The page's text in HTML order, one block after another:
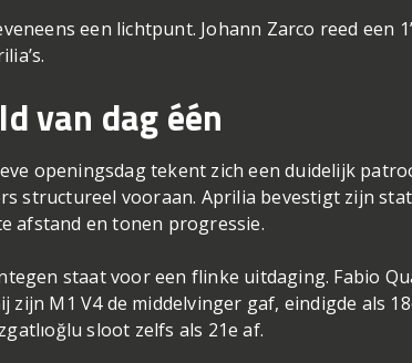
een lichtpunt. Johann Zarco reed een
van dag één
openingsdag tekent zich een duidelijk
structureel vooraan. Aprilia bevestigt zijn
afstand en tonen progressie.
staat voor een flinke uitdaging. Fabio
zijn M1 V4 de middelvinger gaf, eindigde als
sloot zelfs als 21e af.